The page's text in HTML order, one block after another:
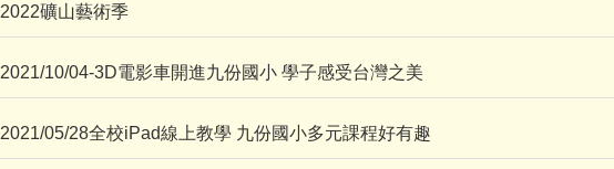
2022礦山藝術季
2021/10/04-3D電影車開進九份國小 學子感受台灣之美
2021/05/28全校iPad線上教學 九份國小多元課程好有趣